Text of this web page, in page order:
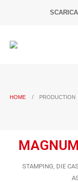
HOME PRODUCTION
STAMPING, DIE